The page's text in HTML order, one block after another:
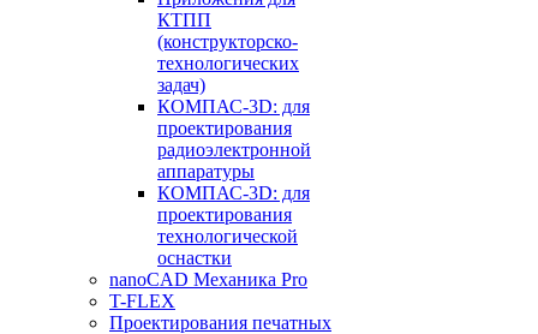
КТПП
(конструкторско-
технологических
задач)
КОМПАС-3D: для
проектирования
радиоэлектронной
аппаратуры
КОМПАС-3D: для
проектирования
технологической
оснастки
nanoCAD Механика Pro
T-FLEX
Проектирования печатных